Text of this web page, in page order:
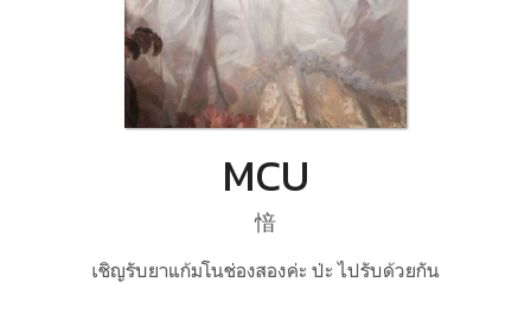
MCU
愔
เชิญรับยาแก้มโนช่องสองค่ะ ป่ะ ไปรับด้วยกัน